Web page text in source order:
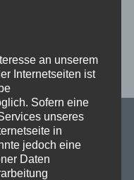
Gelände ,U-
, Wohlergehen der
an unserem
Internetseiten ist
Sofern eine
unseres
in
jedoch eine
Daten